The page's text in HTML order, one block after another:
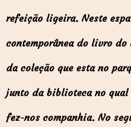
refeição ligeira. Neste
contemporânea do livro do
da coleção que esta no
junto da biblioteca no qual
fez-nos companhia. No